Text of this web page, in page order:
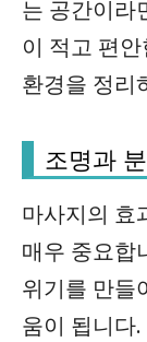
는 공간이라
이 적고 편
환경을 정리
조명과
마사지의 효
매우 중요합
위기를 만들
움이 됩니다